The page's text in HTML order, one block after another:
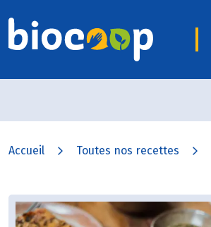
Accueil Toutes nos recettes